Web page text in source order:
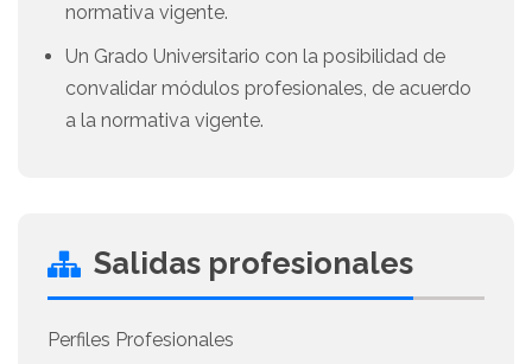
normativa vigente.
Un Grado Universitario con la posibilidad de
convalidar módulos profesionales, de acuerdo
a la normativa vigente.
Salidas profesionales
Perfiles Profesionales